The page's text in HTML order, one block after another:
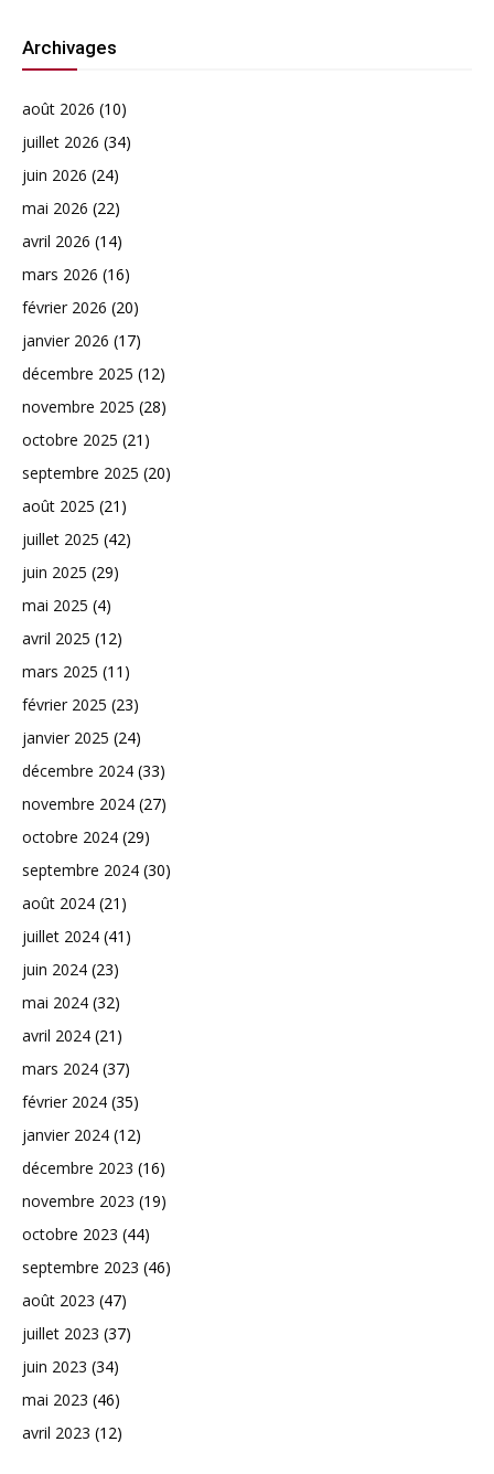
Archivages
août 2026 (10)
juillet 2026 (34)
juin 2026 (24)
mai 2026 (22)
avril 2026 (14)
mars 2026 (16)
février 2026 (20)
janvier 2026 (17)
décembre 2025 (12)
novembre 2025 (28)
octobre 2025 (21)
septembre 2025 (20)
août 2025 (21)
juillet 2025 (42)
juin 2025 (29)
mai 2025 (4)
avril 2025 (12)
mars 2025 (11)
février 2025 (23)
janvier 2025 (24)
décembre 2024 (33)
novembre 2024 (27)
octobre 2024 (29)
septembre 2024 (30)
août 2024 (21)
juillet 2024 (41)
juin 2024 (23)
mai 2024 (32)
avril 2024 (21)
mars 2024 (37)
février 2024 (35)
janvier 2024 (12)
décembre 2023 (16)
novembre 2023 (19)
octobre 2023 (44)
septembre 2023 (46)
août 2023 (47)
juillet 2023 (37)
juin 2023 (34)
mai 2023 (46)
avril 2023 (12)